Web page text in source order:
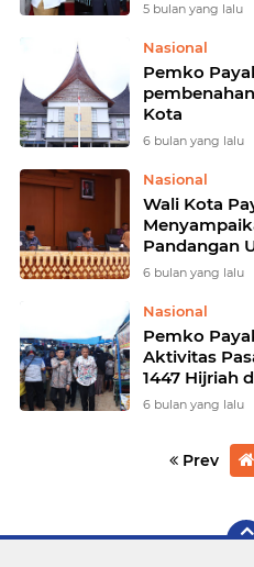
5 bulan yang lalu
Nasional
Pemko
Kota
6 bulan yang lalu
Nasional
Wali Kota
Pandangan
Kota
6 bulan yang lalu
Nasional
Pemko
Aktivitas
1447 Hijriah
6 bulan yang lalu
Prev